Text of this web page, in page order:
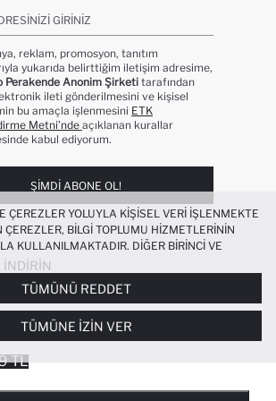
BLOCK SERISI
OYUNCAK
TL
GIRINIZ
reklam, promosyon, tanıtım
yukarıda belirttiğim iletişim adresime,
Perakende Anonim Şirketi tarafından
ileti gönderilmesini ve kişisel
bu amaçla işlenmesini ETK
Metni’nde açıklanan kurallar
kabul ediyorum.
ŞIMDI ABONE OL!
İNDIRIN
ÇEREZLER YOLUYLA KIŞISEL VERI IŞLENMEKTE
ÇEREZLER, BILGI TOPLUMU HIZMETLERININ
KULLANILMAKTADIR. DIĞER BIRINCI VE
ISE SIZE DAHA IYI BIR ALIŞVERIŞ
SITEMIZIN DAHA IŞLEVSEL KILINMASI VE
AÇIK RIZA VERMENIZ HALINDE, SIZLERE
FAALIYETLERININ YAPILMASI AMAÇLARIYLA
ÇEREZLERE DAIR TERCIHLERINIZI
ARACILIĞIYLA HER ZAMAN YÖNETEBILIR,
DETAYLI BILGIYE
TÜMÜNÜ REDDET
TÜMÜNE İZIN VER